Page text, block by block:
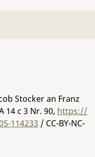
Stocker an Franz
14 c 3 Nr. 90, https://
114233 / CC-BY-NC-